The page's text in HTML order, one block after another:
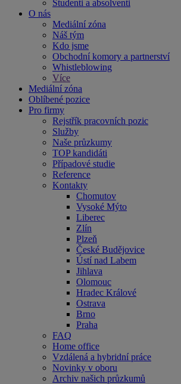
Studenti a absolventi
O nás
Mediální zóna
Náš tým
Kdo jsme
Obchodní komory a partnerství
Whistleblowing
Více
Mediální zóna
Oblíbené pozice
Pro firmy
Rejstřík pracovních pozic
Služby
Naše průzkumy
TOP kandidáti
Případové studie
Reference
Kontakty
Chomutov
Vysoké Mýto
Liberec
Zlín
Plzeň
České Budějovice
Ústí nad Labem
Jihlava
Olomouc
Hradec Králové
Ostrava
Brno
Praha
FAQ
Home office
Vzdálená a hybridní práce
Novinky v oboru
Archiv našich průzkumů